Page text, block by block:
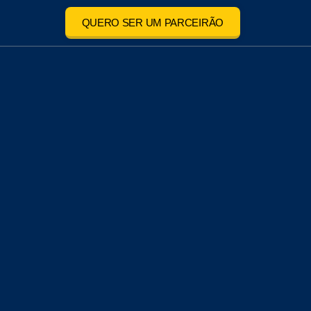
QUERO SER UM PARCEIRÃO